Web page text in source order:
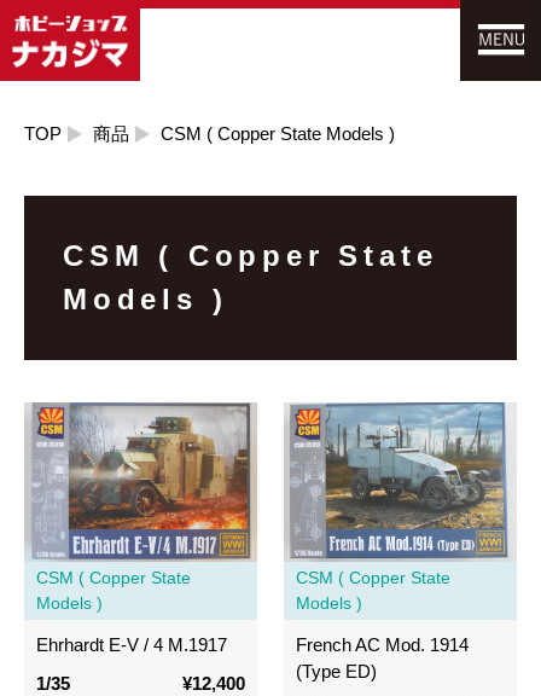
TOP 商品 CSM ( Copper State Models )
CSM ( Copper State
Models )
CSM ( Copper State
Models )
Ehrhardt E-V / 4 M.1917
1/35
¥12,400
CSM ( Copper State
Models )
French AC Mod. 1914
(Type ED)